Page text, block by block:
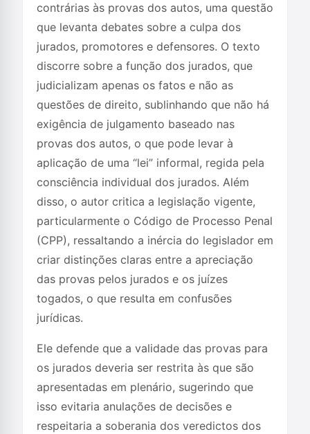
contrárias às provas dos autos, uma questão
que levanta debates sobre a culpa dos
jurados, promotores e defensores. O texto
discorre sobre a função dos jurados, que
judicializam apenas os fatos e não as
questões de direito, sublinhando que não há
exigência de julgamento baseado nas
provas dos autos, o que pode levar à
aplicação de uma “lei” informal, regida pela
consciência individual dos jurados. Além
disso, o autor critica a legislação vigente,
particularmente o Código de Processo Penal
(CPP), ressaltando a inércia do legislador em
criar distinções claras entre a apreciação
das provas pelos jurados e os juízes
togados, o que resulta em confusões
jurídicas.
Ele defende que a validade das provas para
os jurados deveria ser restrita às que são
apresentadas em plenário, sugerindo que
isso evitaria anulações de decisões e
respeitaria a soberania dos veredictos dos